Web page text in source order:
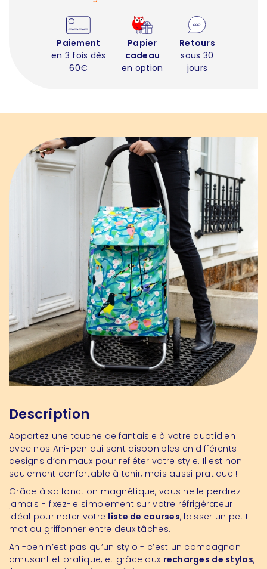
Paiement
en 3 fois dès
60€
Papier
cadeau
en option
Retours
sous 30
jours
Description
Apportez une touche de fantaisie à votre quotidien
avec nos Ani-pen qui sont disponibles en différents
designs d’animaux pour refléter votre style. Il est non
seulement confortable à tenir, mais aussi pratique !
Grâce à sa fonction magnétique, vous ne le perdrez
jamais - fixez-le simplement sur votre réfrigérateur.
Idéal pour noter votre liste de courses, laisser un petit
mot ou griffonner entre deux tâches.
Ani-pen n’est pas qu’un stylo - c’est un compagnon
amusant et pratique, et grâce aux recharges de stylos,